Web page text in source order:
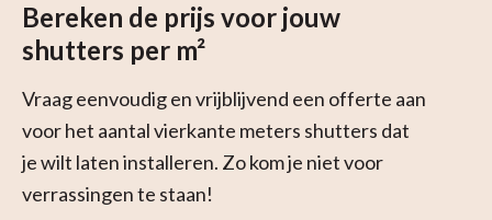
Bereken de prijs voor jouw
shutters per m²
Vraag eenvoudig en vrijblijvend een offerte aan
voor het aantal vierkante meters shutters dat
je wilt laten installeren. Zo kom je niet voor
verrassingen te staan!